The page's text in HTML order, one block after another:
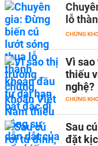
lỗ
CHỨNG
Vì sao
thiếu
nghệ?
CHỨNG
Sau
đặt